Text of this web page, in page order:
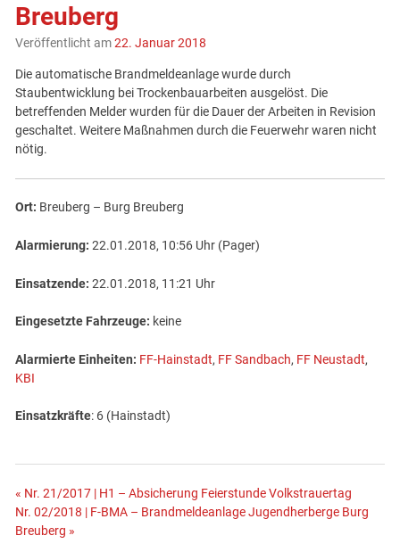
Breuberg
Veröffentlicht am22. Januar 2018
Die automatische Brandmeldeanlage wurde durch
Staubentwicklung bei Trockenbauarbeiten ausgelöst. Die
betreffenden Melder wurden für die Dauer der Arbeiten in Revision
geschaltet. Weitere Maßnahmen durch die Feuerwehr waren nicht
nötig.
Ort: Breuberg – Burg Breuberg
Alarmierung: 22.01.2018, 10:56 Uhr (Pager)
Einsatzende: 22.01.2018, 11:21 Uhr
Eingesetzte Fahrzeuge: keine
Alarmierte Einheiten: FF-Hainstadt, FF Sandbach, FF Neustadt,
KBI
Einsatzkräfte: 6 (Hainstadt)
Beitragsnavigation
« Nr. 21/2017 | H1 – Absicherung Feierstunde Volkstrauertag
Nr. 02/2018 | F-BMA – Brandmeldeanlage Jugendherberge Burg
Breuberg »